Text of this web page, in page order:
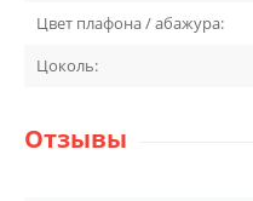
Цвет плафона / абажура:
Цоколь:
Отзывы